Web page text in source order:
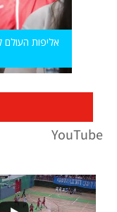
YouTube